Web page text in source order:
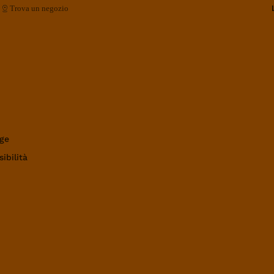
Trova un negozio